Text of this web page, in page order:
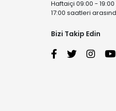
Haftaiçi 09:00 -
17:00 saatleri
Bizi Takip Edin